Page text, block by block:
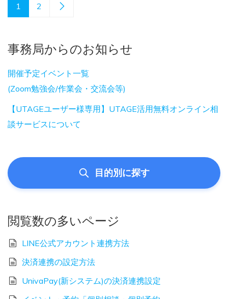
1 2
事務局からのお知らせ
開催予定イベント一覧
(Zoom勉強会/作業会・交流会等)
【UTAGEユーザー様専用】UTAGE活用無料オンライン相
談サービスについて
目的別に探す
閲覧数の多いページ
LINE公式アカウント連携方法
決済連携の設定方法
UnivaPay(新システム)の決済連携設定